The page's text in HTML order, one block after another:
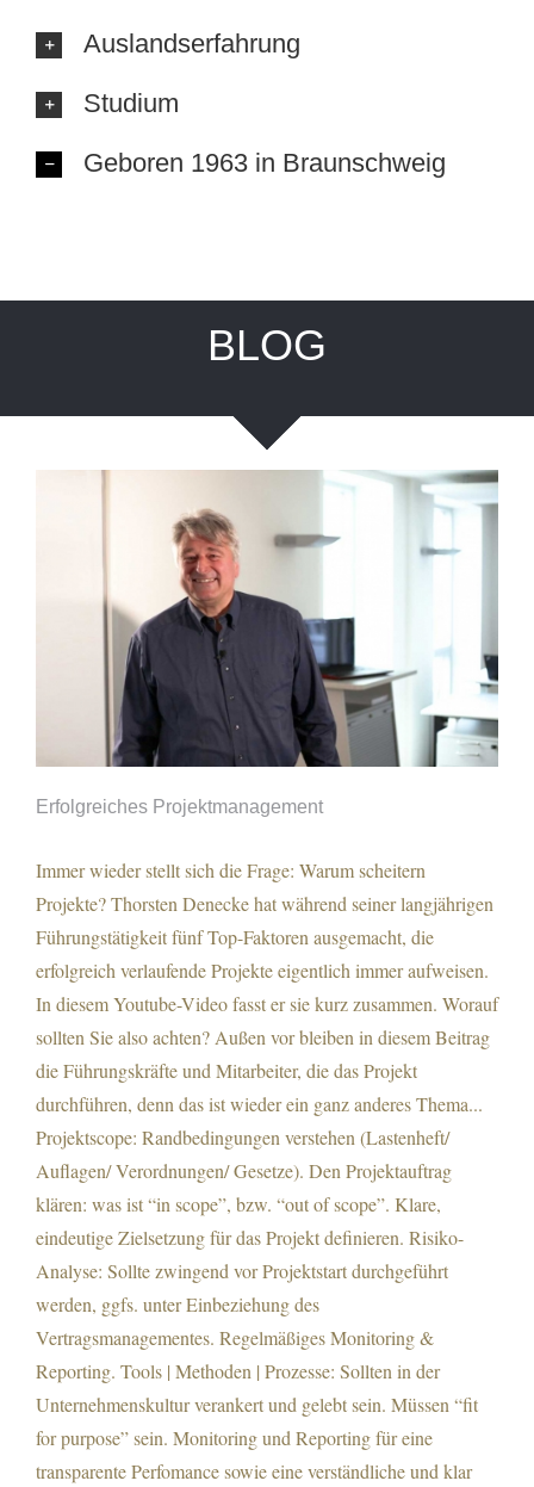
Auslandserfahrung
Studium
Geboren 1963 in Braunschweig
BLOG
Erfolgreiches Projektmanagement
Erfolgreiches Projektmanagement
Immer wieder stellt sich die Frage: Warum scheitern
Projekte? Thorsten Denecke hat während seiner langjährigen
Führungstätigkeit fünf Top-Faktoren ausgemacht, die
erfolgreich verlaufende Projekte eigentlich immer aufweisen.
In diesem Youtube-Video fasst er sie kurz zusammen. Worauf
sollten Sie also achten? Außen vor bleiben in diesem Beitrag
die Führungskräfte und Mitarbeiter, die das Projekt
durchführen, denn das ist wieder ein ganz anderes Thema...
Projektscope: Randbedingungen verstehen (Lastenheft/
Auflagen/ Verordnungen/ Gesetze). Den Projektauftrag
klären: was ist “in scope”, bzw. “out of scope”. Klare,
eindeutige Zielsetzung für das Projekt definieren. Risiko-
Analyse: Sollte zwingend vor Projektstart durchgeführt
werden, ggfs. unter Einbeziehung des
Vertragsmanagementes. Regelmäßiges Monitoring &
Reporting. Tools | Methoden | Prozesse: Sollten in der
Unternehmenskultur verankert und gelebt sein. Müssen “fit
for purpose” sein. Monitoring und Reporting für eine
transparente Perfomance sowie eine verständliche und klar